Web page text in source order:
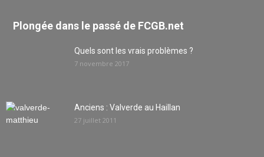
Plongée dans le passé de FCGB.net
Quels sont les vrais problèmes ?
7 novembre 2017
Anciens : Valverde au Haillan
27 juillet 2011